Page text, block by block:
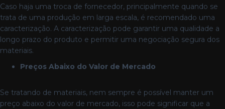
Caso haja uma troca de fornecedor, principalmente quando se
trata de uma produção em larga escala, é recomendado uma
caracterização. A caracterização pode garantir uma qualidade a
longo prazo do produto e permitir uma negociação segura dos
materiais.
Preços Abaixo do Valor de Mercado
Se tratando de materiais, nem sempre é possível manter um
preço abaixo do valor de mercado, isso pode significar que a